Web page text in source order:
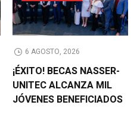
6 AGOSTO, 2026
¡ÉXITO! BECAS NASSER-
UNITEC ALCANZA MIL
JÓVENES BENEFICIADOS